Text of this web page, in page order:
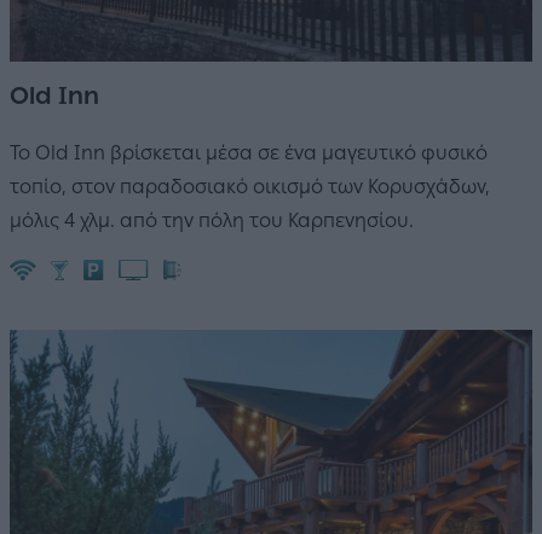
Old Inn
Το Old Inn βρίσκεται μέσα σε ένα μαγευτικό φυσικό
τοπίο, στον παραδοσιακό οικισμό των Κορυσχάδων,
μόλις 4 χλμ. από την πόλη του Καρπενησίου.